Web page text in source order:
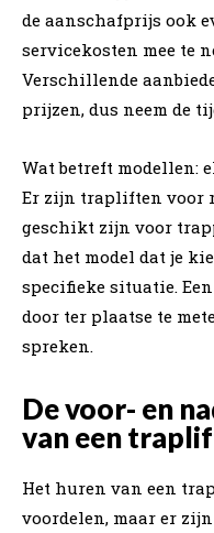
de aanschafprijs ook
servicekosten mee te
Verschillende
prijzen, dus neem de
Wat betreft modellen:
Er zijn trapliften voor
geschikt zijn voor
dat het model dat je
specifieke situatie.
door ter plaatse te
spreken.
De voor- en
van een
Het huren van een
voordelen, maar er